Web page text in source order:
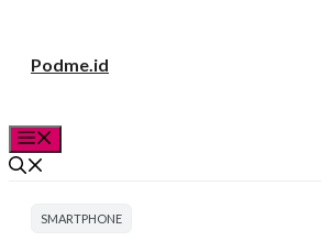
Podme.id
SMARTPHONE